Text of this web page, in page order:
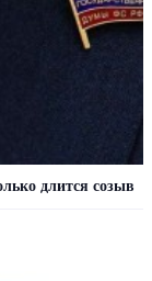
длится созыв